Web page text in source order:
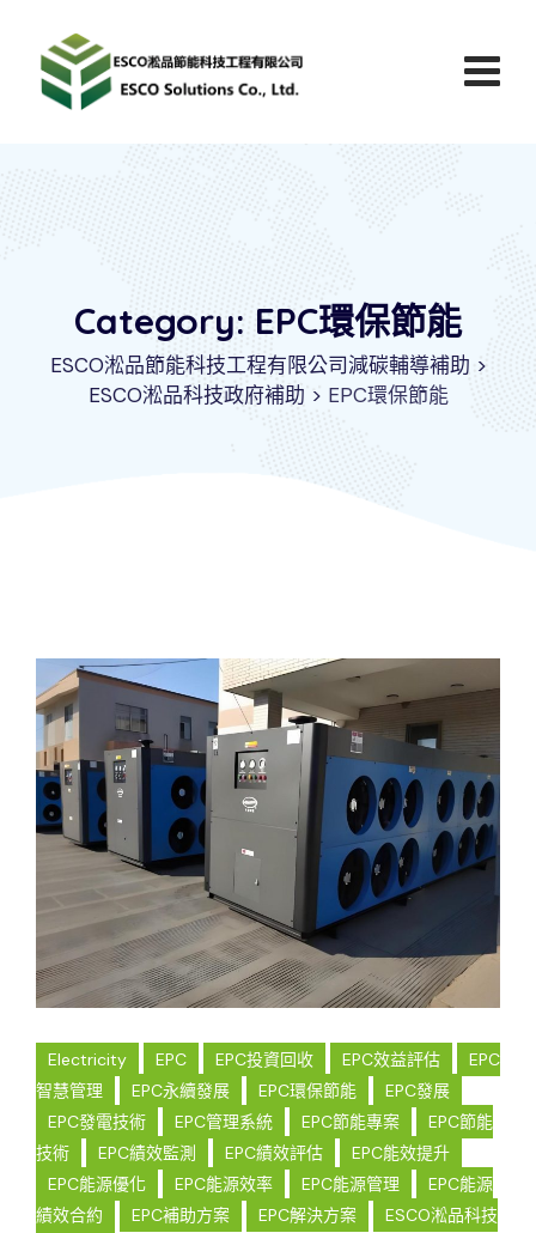
Category: EPC環保節能
ESCO淞品節能科技工程有限公司減碳輔導補助 >
ESCO淞品科技政府補助 > EPC環保節能
Electricity EPC EPC投資回收 EPC效益評估
EPC
智慧管理
EPC永續發展 EPC環保節能
EPC發展
EPC發電技術
EPC管理系統 EPC節能專案
EPC節能
技術
EPC績效監測 EPC績效評估
EPC能效提升
EPC能源優化
EPC能源效率 EPC能源管理
EPC能源
績效合約
EPC補助方案 EPC解決方案
ESCO淞品科技